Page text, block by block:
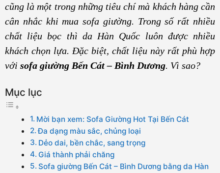
cũng là một trong những tiêu chí mà khách hàng cần
cân nhắc khi mua sofa giường. Trong số rất nhiều
chất liệu bọc thì da Hàn Quốc luôn được nhiều
khách chọn lựa. Đặc biệt, chất liệu này rất phù hợp
với sofa giường Bến Cát – Bình Dương. Vì sao?
Mục lục
Mời bạn xem: Sofa Giường Hot Tại Bến Cát
Đa dạng màu sắc, chủng loại
Dẻo dai, bền chắc, sang trọng
Giá thành phải chăng
Sofa giường Bến Cát – Bình Dương bằng da Hàn